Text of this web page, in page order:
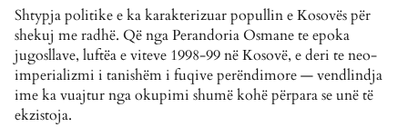
Shtypja politike e ka karakterizuar popullin e Kosovës për
shekuj me radhë. Që nga Perandoria Osmane te epoka
jugosllave, luftëa e viteve 1998-99 në Kosovë, e deri te neo-
imperializmi i tanishëm i fuqive perëndimore — vendlindja
ime ka vuajtur nga okupimi shumë kohë përpara se unë të
ekzistoja.